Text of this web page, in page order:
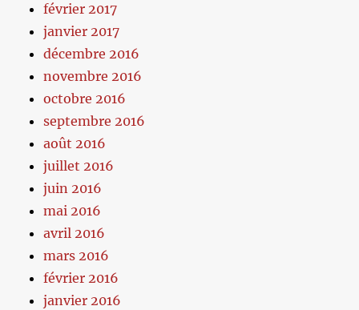
février 2017
janvier 2017
décembre 2016
novembre 2016
octobre 2016
septembre 2016
août 2016
juillet 2016
juin 2016
mai 2016
avril 2016
mars 2016
février 2016
janvier 2016